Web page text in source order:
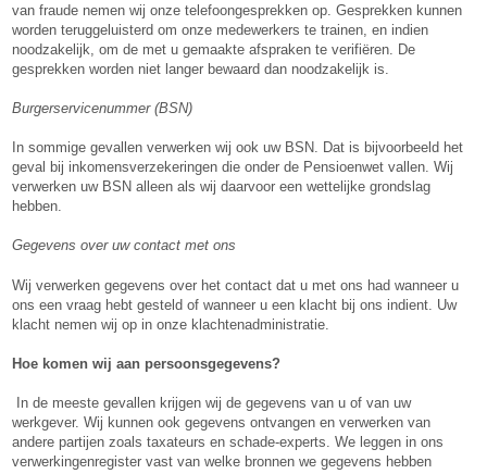
van fraude nemen wij onze telefoongesprekken op. Gesprekken kunnen
worden teruggeluisterd om onze medewerkers te trainen, en indien
noodzakelijk, om de met u gemaakte afspraken te verifiëren. De
gesprekken worden niet langer bewaard dan noodzakelijk is.
Burgerservicenummer (BSN)
In sommige gevallen verwerken wij ook uw BSN. Dat is bijvoorbeeld het
geval bij inkomensverzekeringen die onder de Pensioenwet vallen. Wij
verwerken uw BSN alleen als wij daarvoor een wettelijke grondslag
hebben.
Gegevens over uw contact met ons
Wij verwerken gegevens over het contact dat u met ons had wanneer u
ons een vraag hebt gesteld of wanneer u een klacht bij ons indient. Uw
klacht nemen wij op in onze klachtenadministratie.
Hoe komen wij aan persoonsgegevens?
In de meeste gevallen krijgen wij de gegevens van u of van uw
werkgever. Wij kunnen ook gegevens ontvangen en verwerken van
andere partijen zoals taxateurs en schade-experts. We leggen in ons
verwerkingenregister vast van welke bronnen we gegevens hebben